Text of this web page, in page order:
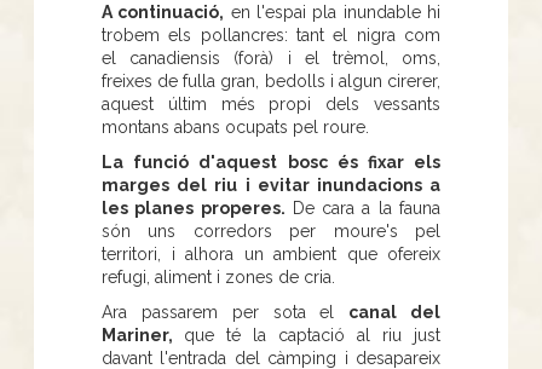
A continuació, en l'espai pla inundable hi
trobem els pollancres: tant el nigra com
el canadiensis (forà) i el trèmol, oms,
freixes de fulla gran, bedolls i algun cirerer,
aquest últim més propi dels vessants
montans abans ocupats pel roure.
La funció d'aquest bosc és fixar els
marges del riu i evitar inundacions a
les planes properes. De cara a la fauna
són uns corredors per moure's pel
territori, i alhora un ambient que ofereix
refugi, aliment i zones de cria.
Ara passarem per sota el canal del
Mariner, que té la captació al riu just
davant l'entrada del càmping i desapareix